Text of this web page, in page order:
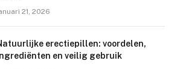
21, 2026
erectiepillen: voordelen,
en veilig gebruik